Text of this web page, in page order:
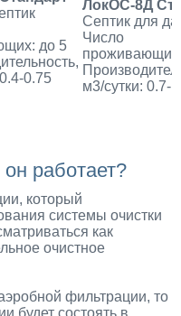
до 5
0.75
ЛокОС-8Д
Септик для
Число
м3/сутки: 0.7-
он работает?
который
системы очистки
как
очистное
фильтрации, то
будет состоять в